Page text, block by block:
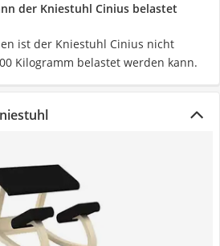
der Kniestuhl Cinius belastet
ist der Kniestuhl Cinius nicht
Kilogramm belastet werden kann.